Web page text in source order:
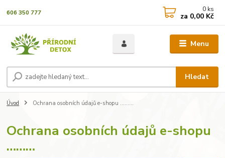
Menu
Hledat
606 350 777 0 ks
za 0,00 Kč
Úvod Ochrana osobních údajů e-shopu ………
Ochrana osobních údajů e-shopu
………